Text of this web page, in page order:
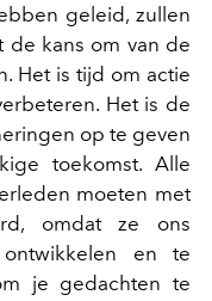
geleid, zullen
de kans om van de
Het is tijd om actie
Het is de
op te geven
toekomst. Alle
moeten met
omdat ze ons
en te
je gedachten te